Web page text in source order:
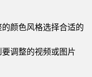
颜色风格选择合适的
调整的视频或图片